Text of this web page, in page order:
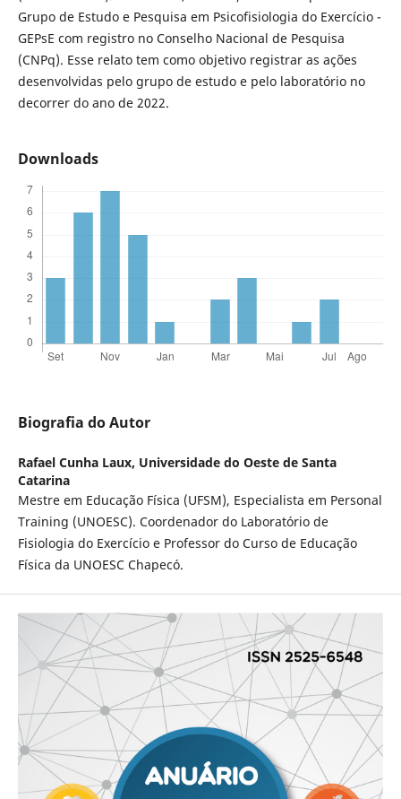
Grupo de Estudo e Pesquisa em Psicofisiologia do Exercício -
GEPsE com registro no Conselho Nacional de Pesquisa
(CNPq). Esse relato tem como objetivo registrar as ações
desenvolvidas pelo grupo de estudo e pelo laboratório no
decorrer do ano de 2022.
Downloads
Biografia do Autor
Rafael Cunha Laux, Universidade do Oeste de Santa
Catarina
Mestre em Educação Física (UFSM), Especialista em Personal
Training (UNOESC). Coordenador do Laboratório de
Fisiologia do Exercício e Professor do Curso de Educação
Física da UNOESC Chapecó.